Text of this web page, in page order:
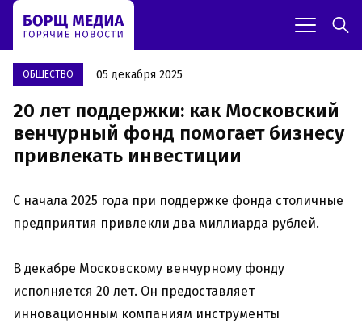
OБЩЕСТВО 05 декабря 2025
20 лет поддержки: как Московский
венчурный фонд помогает бизнесу
привлекать инвестиции
С начала 2025 года при поддержке фонда столичные
предприятия привлекли два миллиарда рублей.
В декабре Московскому венчурному фонду
исполняется 20 лет. Он предоставляет
инновационным компаниям инструменты